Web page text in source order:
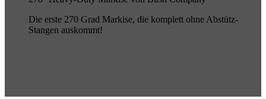
Die erste 270 Grad Markise, die komplett ohne Abstütz-
Stangen auskommt!